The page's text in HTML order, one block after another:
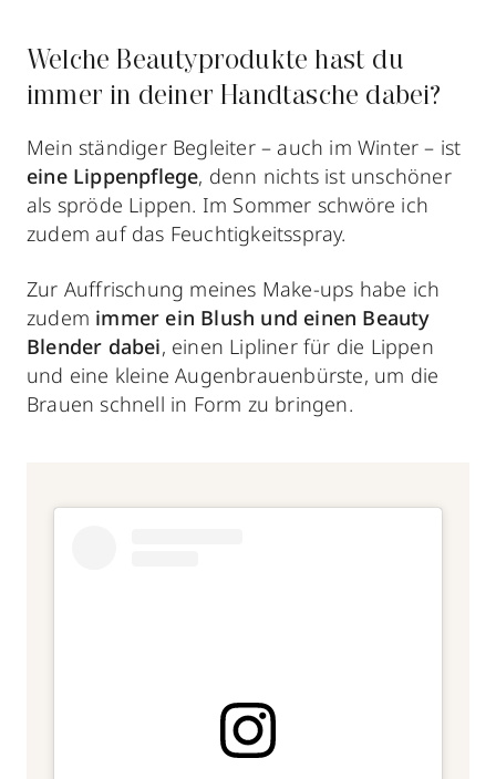
Welche Beautyprodukte hast du
immer in deiner Handtasche dabei?
Mein ständiger Begleiter – auch im Winter – ist
eine Lippenpflege, denn nichts ist unschöner
als spröde Lippen. Im Sommer schwöre ich
zudem auf das Feuchtigkeitsspray.
Zur Auffrischung meines Make-ups habe ich
zudem immer ein Blush und einen Beauty
Blender dabei, einen Lipliner für die Lippen
und eine kleine Augenbrauenbürste, um die
Brauen schnell in Form zu bringen.